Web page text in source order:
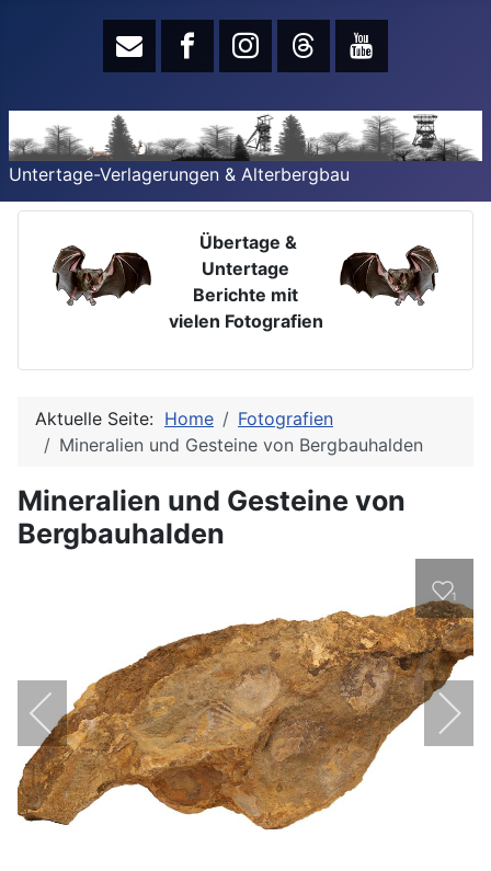
Untertage-Verlagerungen & Alterbergbau
Übertage &
Untertage
Berichte mit
vielen Fotografien
Aktuelle Seite: Home
Fotografien
Mineralien und Gesteine von Bergbauhalden
Mineralien und Gesteine von
Bergbauhalden
1